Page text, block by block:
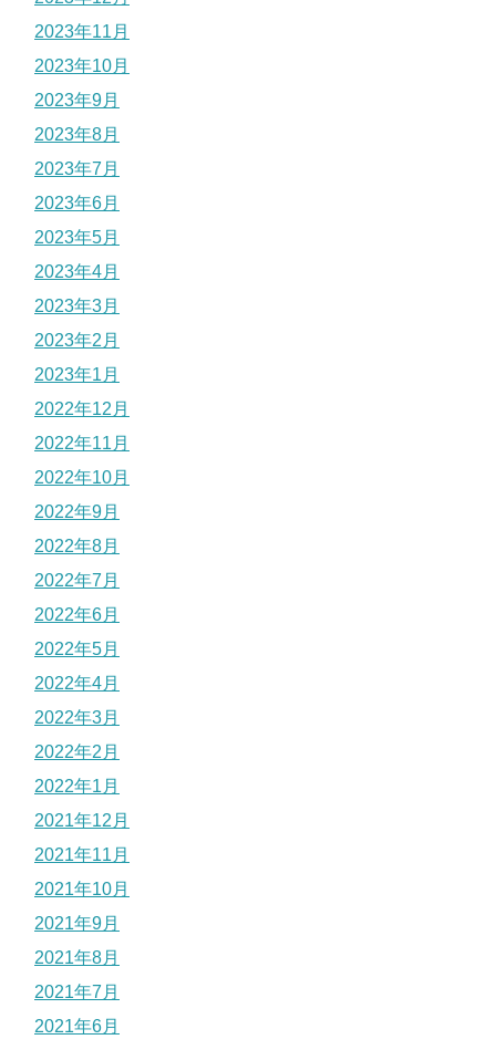
2023年11月
2023年10月
2023年9月
2023年8月
2023年7月
2023年6月
2023年5月
2023年4月
2023年3月
2023年2月
2023年1月
2022年12月
2022年11月
2022年10月
2022年9月
2022年8月
2022年7月
2022年6月
2022年5月
2022年4月
2022年3月
2022年2月
2022年1月
2021年12月
2021年11月
2021年10月
2021年9月
2021年8月
2021年7月
2021年6月